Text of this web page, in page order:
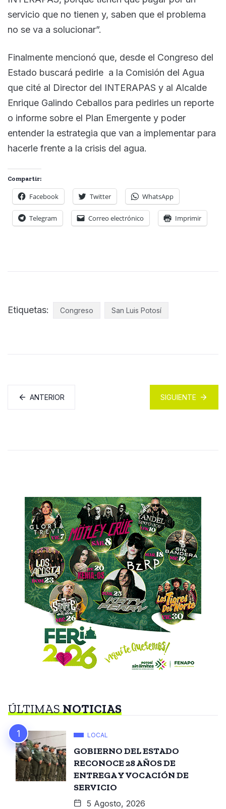
servicio que no tienen y, saben que el problema
no se va a solucionar”.
Finalmente mencionó que, desde el Congreso del
Estado buscará pedirle a la Comisión del Agua
que cité al Director del INTERAPAS y al Alcalde
Enrique Galindo Ceballos para pedirles un reporte
o informe sobre el Plan Emergente y poder
entender la estrategia que van a implementar para
hacerle frente a la crisis del agua.
Compartir:
Facebook Twitter WhatsApp
Telegram Correo electrónico Imprimir
Etiquetas: Congreso San Luis Potosí
ANTERIOR SIGUIENTE
ÚLTIMASNOTICIAS
LOCAL
GOBIERNO DEL ESTADO
RECONOCE 28 AÑOS DE
ENTREGA Y VOCACIÓN DE
SERVICIO
5 Agosto, 2026